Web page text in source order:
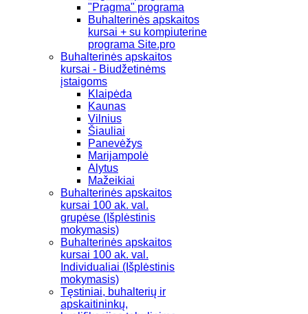
"Pragma" programa
Buhalterinės apskaitos
kursai + su kompiuterine
programa Site.pro
Buhalterinės apskaitos
kursai - Biudžetinėms
įstaigoms
Klaipėda
Kaunas
Vilnius
Šiauliai
Panevėžys
Marijampolė
Alytus
Mažeikiai
Buhalterinės apskaitos
kursai 100 ak. val.
grupėse (Išplėstinis
mokymasis)
Buhalterinės apskaitos
kursai 100 ak. val.
Individualiai (Išplėstinis
mokymasis)
Tęstiniai, buhalterių ir
apskaitininkų,